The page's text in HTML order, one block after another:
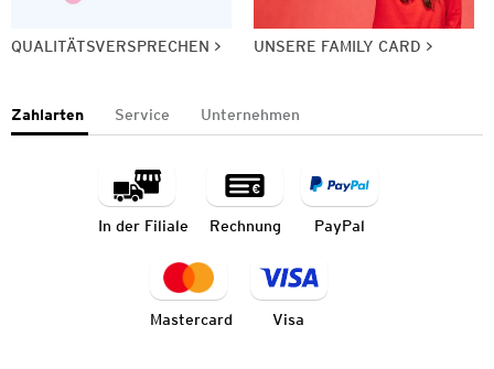
QUALITÄTSVERSPRECHEN UNSERE FAMILY CARD
Zahlarten Service Unternehmen
In der Filiale Rechnung PayPal
Mastercard Visa